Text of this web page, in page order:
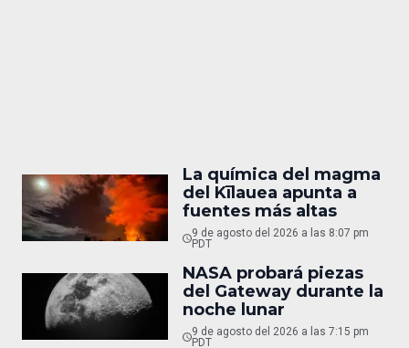
La química del magma
del Kīlauea apunta a
fuentes más altas
9 de agosto del 2026 a las 8:07 pm
PDT
NASA probará piezas
del Gateway durante la
noche lunar
9 de agosto del 2026 a las 7:15 pm
PDT